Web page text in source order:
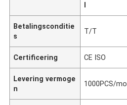
l
Betalingsconditie
s
T/T
Certificering CE ISO
Levering vermoge
n
1000PCS/